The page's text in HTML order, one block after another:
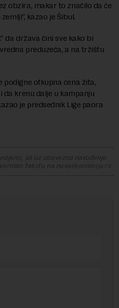
obzira, makar to značilo da će
kazao je Šibul.
da država čini sve kako bi
preduzeća, a na tržištu
podigne otkupna cena žita,
da krenu dalje u kampanju
je predsednik Lige paora
ali uz obavezno navođenje
tekstu na novaekonomija.rs